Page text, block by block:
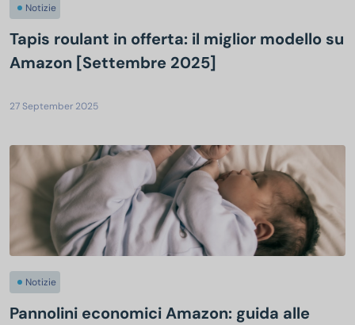
Notizie
Tapis roulant in offerta: il miglior modello su
Amazon [Settembre 2025]
27 September 2025
Notizie
Pannolini economici Amazon: guida alle